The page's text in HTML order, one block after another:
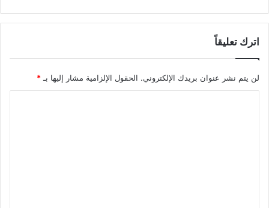
اترك تعليقاً
لن يتم نشر عنوان بريدك الإلكتروني. الحقول الإلزامية مشار إليها بـ *